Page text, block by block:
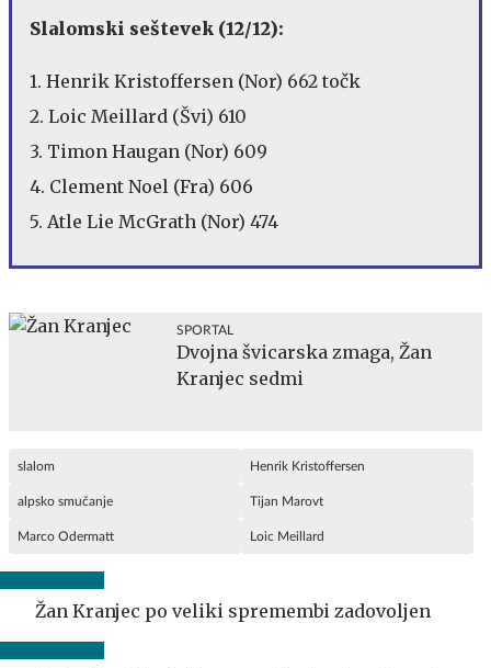
Slalomski seštevek (12/12):
1. Henrik Kristoffersen (Nor) 662 točk
2. Loic Meillard (Švi) 610
3. Timon Haugan (Nor) 609
4. Clement Noel (Fra) 606
5. Atle Lie McGrath (Nor) 474
SPORTAL
Dvojna švicarska zmaga, Žan
Kranjec sedmi
slalom Henrik Kristoffersen
alpsko smučanje Tijan Marovt
Marco Odermatt Loic Meillard
Žan Kranjec po veliki spremembi zadovoljen